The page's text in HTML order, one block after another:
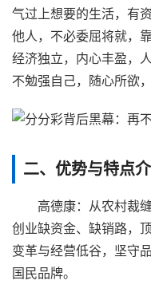
气过上想要的生活，有
他人，不必委屈将就，
经济独立，内心丰盈，
不勉强自己，随心所欲
二、优势与特点
高德康：从农村裁
创业缺资金、缺销路，
变革与经营低谷，坚守
国民品牌。